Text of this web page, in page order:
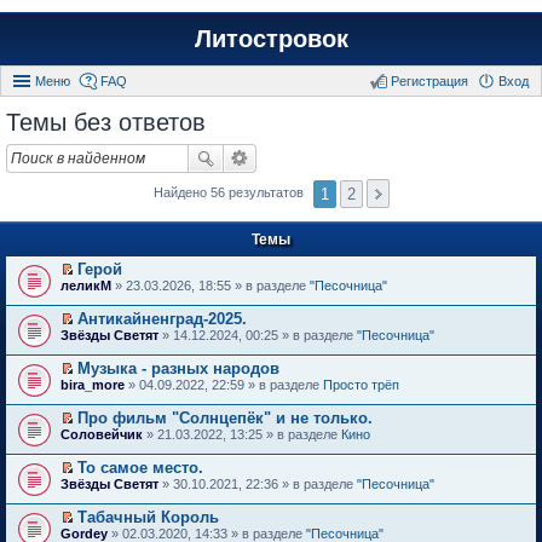
Литостровок
Меню FAQ Вход
Регистрация
Темы без ответов
Найдено 56 результатов 1 2
Темы
П
р
е
й
т
и
к
е
р
в
о
м
у
е
п
Герой
леликМ » 23.03.2026, 18:55 » в разделе "Песочница"
П
р
е
й
т
и
к
е
р
в
о
м
у
Антикайненград-2025.
Звёзды Светят » 14.12.2024, 00:25 » в разделе "Песочница"
П
р
е
й
т
и
к
е
Музыка - разных народов
bira_more » 04.09.2022, 22:59 » в разделе Просто трёп
П
р
й
т
и
к
Про фильм "Солнцепёк" и не только.
Соловейчик » 21.03.2022, 13:25 » в разделе Кино
П
р
й
То самое место.
Звёзды Светят » 30.10.2021, 22:36 » в разделе "Песочница"
П
Табачный Король
Gordey » 02.03.2020, 14:33 » в разделе "Песочница"